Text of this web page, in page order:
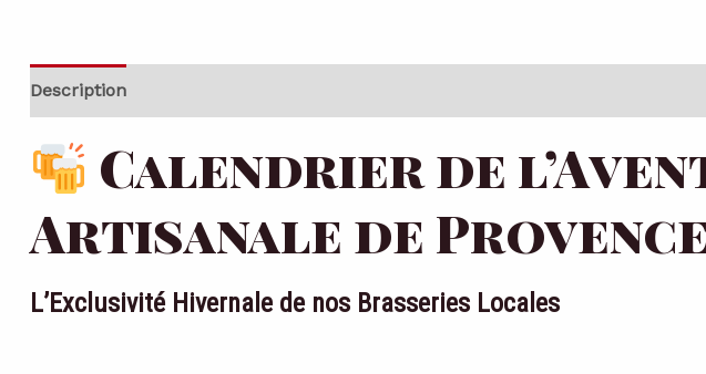
Description
Calendrier de l’Avent
Artisanale de Provence
L’Exclusivité Hivernale de nos Brasseries Locales